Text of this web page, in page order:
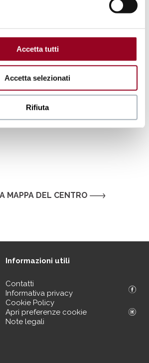
Accetta tutti
Accetta selezionati
Rifiuta
MAPPA DEL CENTRO
Informazioni utili
Contatti
Informativa privacy
Cookie Policy
Apri preferenze cookie
Note legali